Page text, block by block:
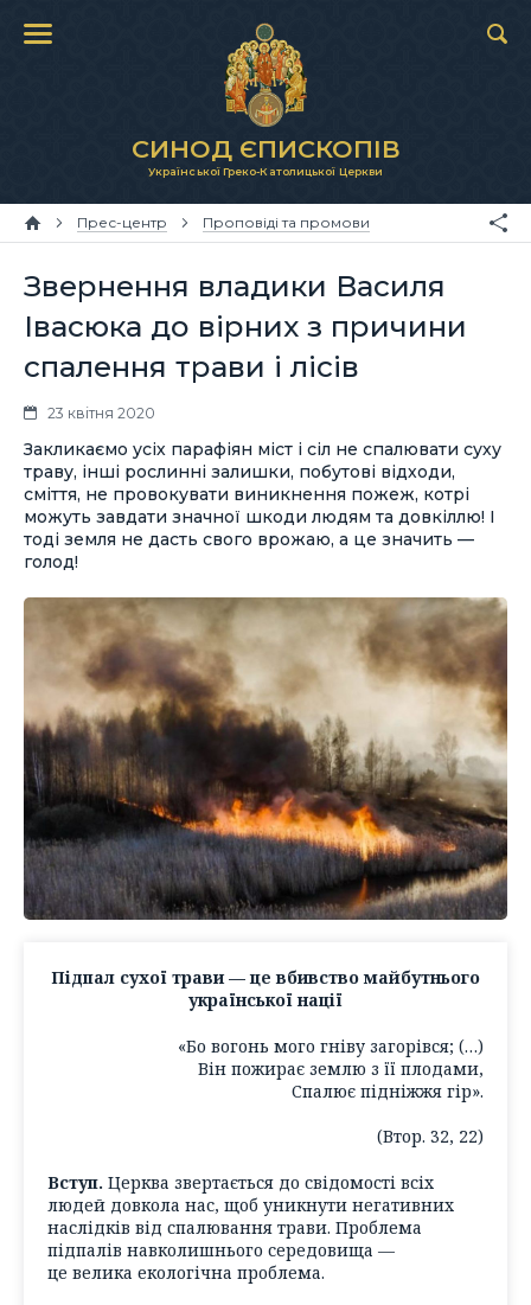
СИНОД ЄПИСКОПІВ
Української Греко-Католицької Церкви
Прес-центр Проповіді та промови
Звернення владики Василя
Івасюка до вірних з причини
спалення трави і лісів
23 квітня 2020
Закликаємо усіх парафіян міст і сіл не спалювати суху
траву, інші рослинні залишки, побутові відходи,
сміття, не провокувати виникнення пожеж, котрі
можуть завдати значної шкоди людям та довкіллю! І
тоді земля не дасть свого врожаю, а це значить —
голод!
Підпал сухої трави — це вбивство майбутнього
української нації
«Бо вогонь мого гніву загорівся; (…)
Він пожирає землю з її плодами,
Спалює підніжжя гір».
(Втор. 32, 22)
Вступ. Церква звертається до свідомості всіх
людей довкола нас, щоб уникнути негативних
наслідків від спалювання трави. Проблема
підпалів навколишнього середовища —
це велика екологічна проблема.